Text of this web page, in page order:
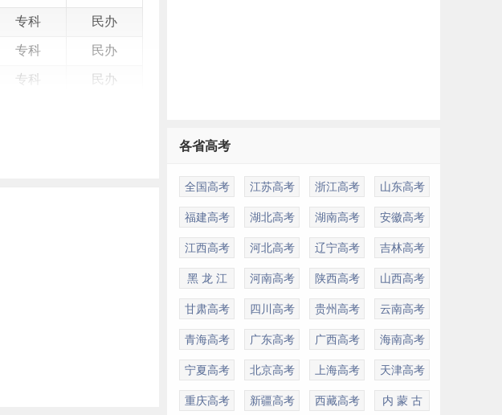
专科 民办
专科 民办
专科 民办
各省高考
全国高考 江苏高考 浙江高考 山东高考
福建高考 湖北高考 湖南高考 安徽高考
江西高考 河北高考 辽宁高考 吉林高考
黑 龙 江 河南高考 陕西高考 山西高考
甘肃高考 四川高考 贵州高考 云南高考
青海高考 广东高考 广西高考 海南高考
宁夏高考 北京高考 上海高考 天津高考
重庆高考 新疆高考 西藏高考 内 蒙 古